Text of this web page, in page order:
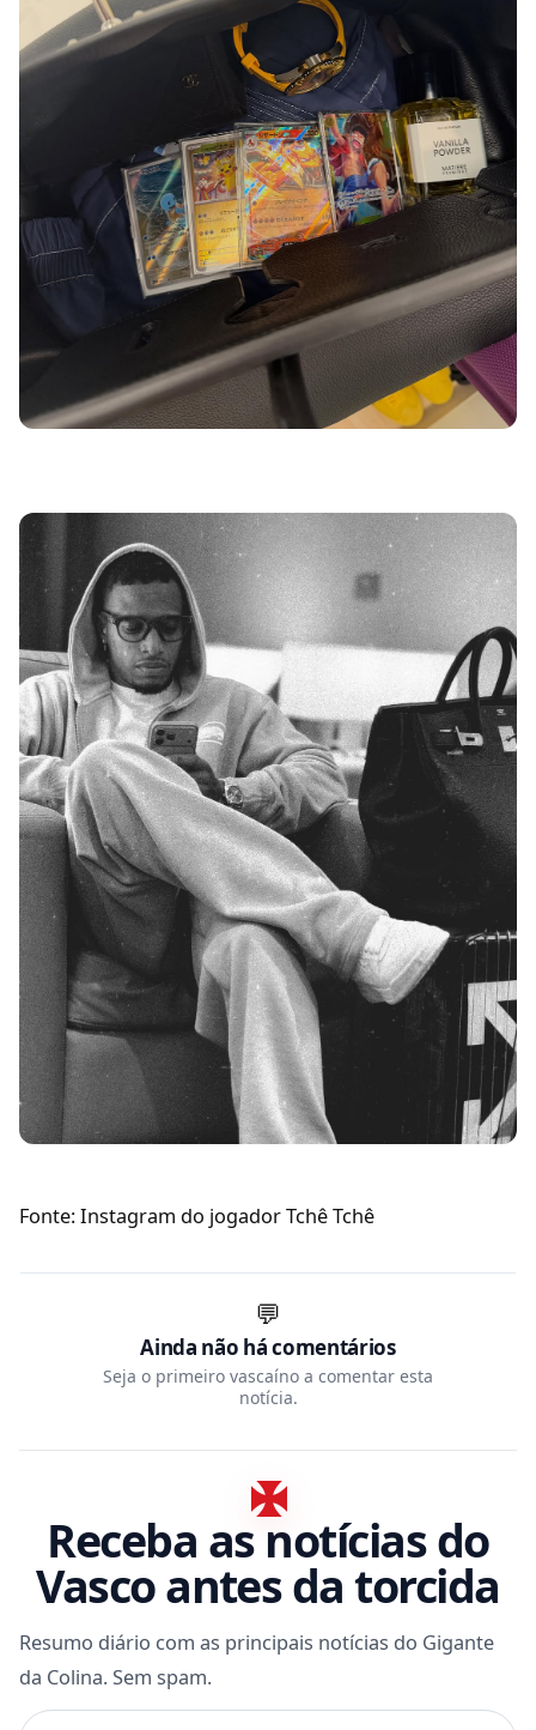
Fonte: Instagram do jogador Tchê Tchê
💬
Ainda não há comentários
Seja o primeiro vascaíno a comentar esta
notícia.
Receba as notícias do
Vasco antes da torcida
Resumo diário com as principais notícias do Gigante
da Colina. Sem spam.
Seu e-mail